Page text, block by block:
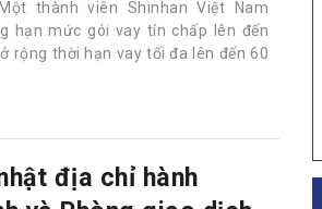
thành viên Shinhan Việt Nam
hạn mức gói vay tín chấp lên đến
rộng thời hạn vay tối đa lên đến 60
địa chỉ hành